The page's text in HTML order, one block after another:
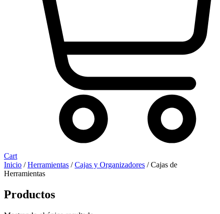
Cart
Inicio /Herramientas /Cajas y Organizadores / Cajas de
Herramientas
Productos